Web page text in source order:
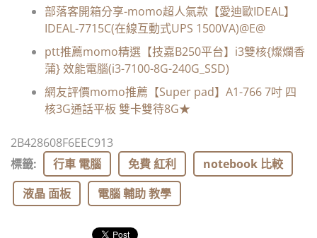
部落客開箱分享-momo超人氣款【愛迪歐IDEAL】
IDEAL-7715C(在線互動式UPS 1500VA)@E@
ptt推薦momo精選【技嘉B250平台】i3雙核{燦爛香
蒲} 效能電腦(i3-7100-8G-240G_SSD)
網友評價momo推薦【Super pad】A1-766 7吋 四
核3G通話平板 雙卡雙待8G★
2B428608F6EEC913
標籤: 行車 電腦 免費 紅利
notebook 比較
液晶 面板
電腦 輔助 教學